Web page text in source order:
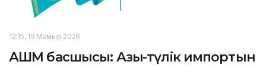
12:15, 19 Мамыр 2026
АШМ басшысы: Азық-түлік импортын